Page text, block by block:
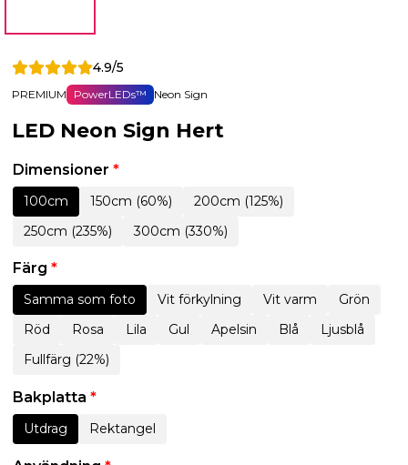
4.9/5
PREMIUM PowerLEDs™ Neon Sign
LED Neon Sign Hert
Dimensioner *
100cm 150cm (60%)
200cm (125%)
250cm (235%)
300cm (330%)
Färg *
Samma som foto Vit förkylning Vit varm
Grön
Röd
Rosa Lila Gul Apelsin Blå
Ljusblå
Fullfärg (22%)
Bakplatta *
Utdrag Rektangel